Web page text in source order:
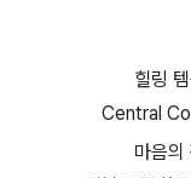
힐링
Central
마음의